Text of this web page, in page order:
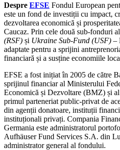
Despre EFSE Fondul European
este un fond de investiții cu impact,
dezvoltarea economică și
Caucaz. Prin cele două sub-fonduri
(RSF) și Ukraine Sub-Fund (USF) –
adaptate pentru a sprijini
financiară și a susține economiile
EFSE a fost inițiat în 2005 de către
sprijinul financiar al Ministerului
Economică și Dezvoltare (BMZ) și
primul parteneriat public-privat de
din agenții donatoare, instituții
instituționali privați. Compania
Germania este administratorul
Aufhäuser Fund Services S.A. din
administrator general al fondului.